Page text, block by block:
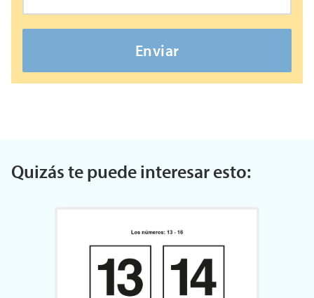
Enviar
Quizás te puede interesar esto: